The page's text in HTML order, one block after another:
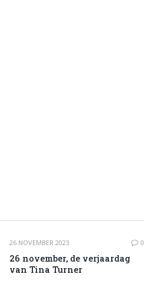
26 NOVEMBER 2023 0
26 november, de verjaardag
van Tina Turner